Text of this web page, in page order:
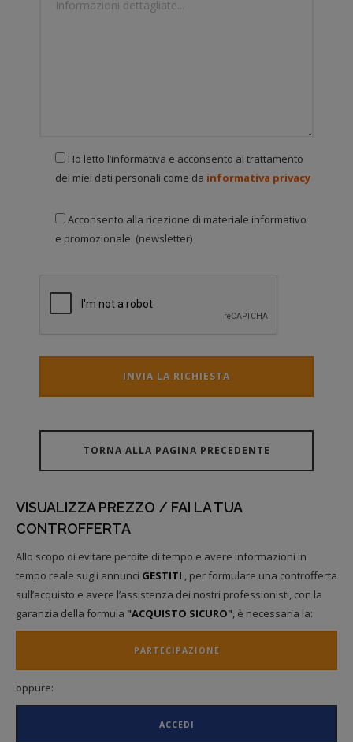
Ho letto l’informativa e acconsento al trattamento
dei miei dati personali come da informativa privacy
Acconsento alla ricezione di materiale informativo
e promozionale. (newsletter)
INVIA LA RICHIESTA
TORNA ALLA PAGINA PRECEDENTE
VISUALIZZA PREZZO / FAI LA TUA
CONTROFFERTA
Allo scopo di evitare perdite di tempo e avere informazioni in
tempo reale sugli annunci GESTITI , per formulare una controfferta
sull’acquisto e avere l’assistenza dei nostri professionisti, con la
garanzia della formula "ACQUISTO SICURO", è necessaria la:
PARTECIPAZIONE
oppure:
ACCEDI